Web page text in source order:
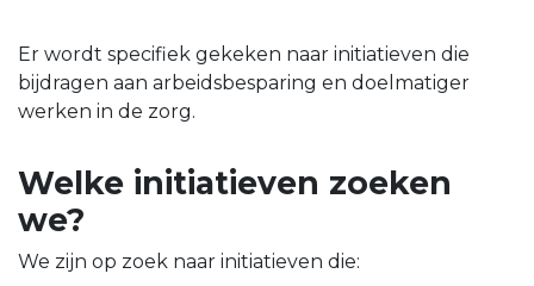
Er wordt specifiek gekeken naar initiatieven die
bijdragen aan arbeidsbesparing en doelmatiger
werken in de zorg.
Welke initiatieven zoeken
we?
We zijn op zoek naar initiatieven die: